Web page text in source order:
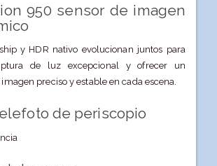
950 sensor de imagen
y HDR nativo evolucionan juntos para
de luz excepcional y ofrecer un
preciso y estable en cada escena.
de periscopio